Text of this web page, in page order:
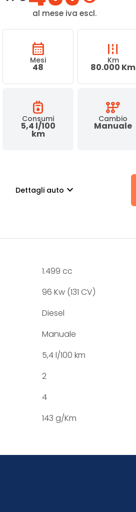
al mese iva escl.
calendar_month
Mesi
48
road
Km
80.000 Km
gas_meter
Consumi
5,4 l/100
km
auto_transmission
Cambio
Manuale
Dettagli auto stat_minus_1
1.499 cc
96 Kw (131 CV)
Diesel
Manuale
5,4 l/100 km
2
4
143 g/Km